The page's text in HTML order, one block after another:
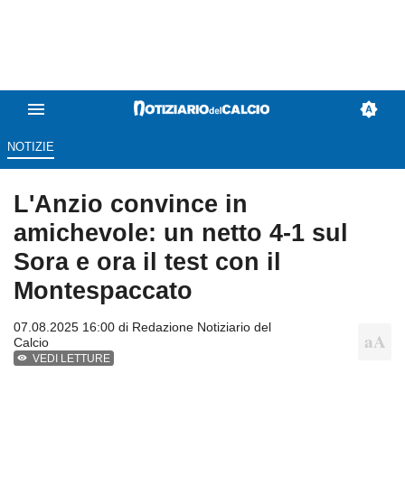
NOTIZIE
L'Anzio convince in
amichevole: un netto 4-1 sul
Sora e ora il test con il
Montespaccato
07.08.2025 16:00 di Redazione Notiziario del
Calcio
VEDI LETTURE